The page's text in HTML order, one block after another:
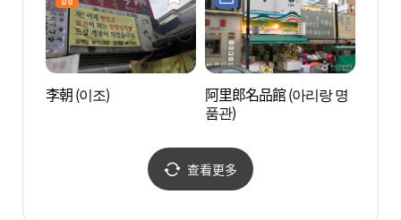
李朝 (이조)
阿里郎名品館 (아리랑 명
품관)
查看更多